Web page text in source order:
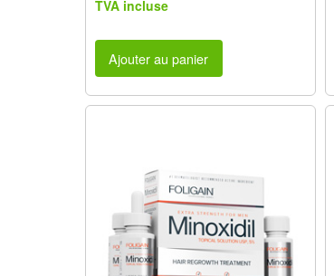
TVA incluse
Ajouter au panier